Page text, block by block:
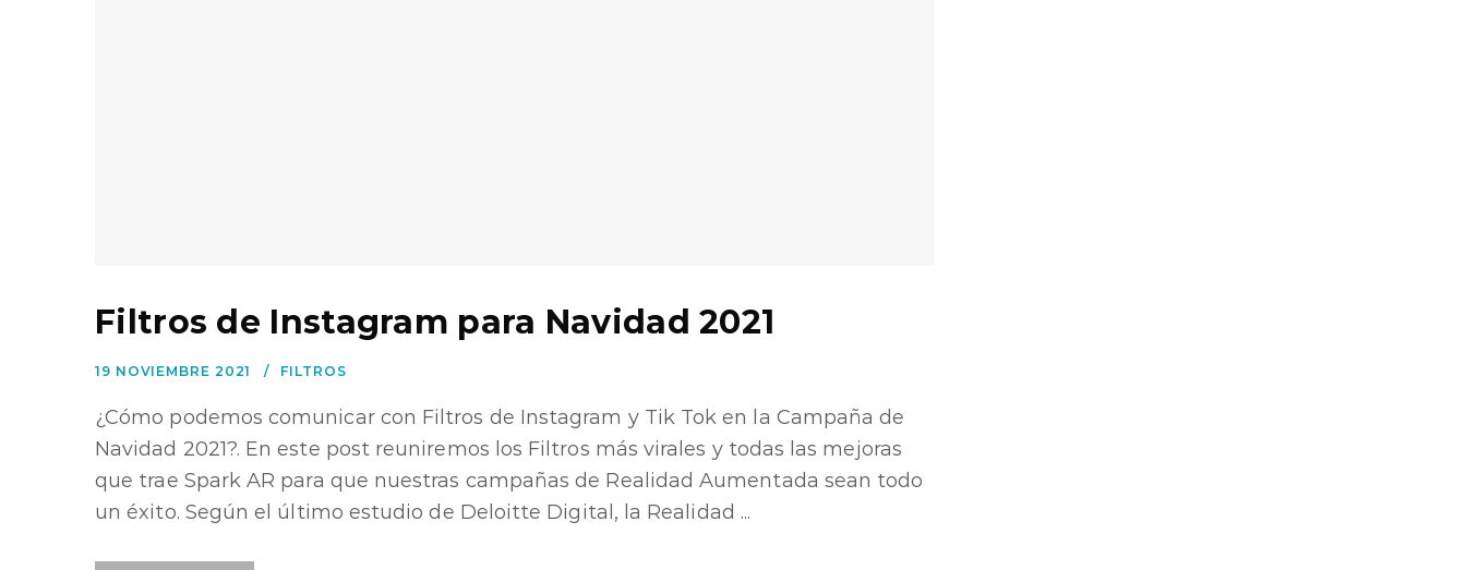
Filtros de Instagram para Navidad 2021
19 NOVIEMBRE 2021 FILTROS
¿Cómo podemos comunicar con Filtros de Instagram y Tik Tok en la Campaña de
Navidad 2021?. En este post reuniremos los Filtros más virales y todas las mejoras
que trae Spark AR para que nuestras campañas de Realidad Aumentada sean todo
un éxito. Según el último estudio de Deloitte Digital, la Realidad ...